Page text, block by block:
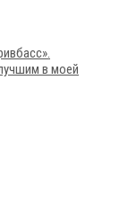
в моей